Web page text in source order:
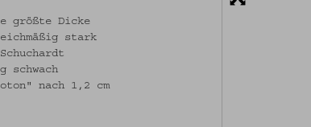
größte Dicke
stark
schwach
nach 1,2 cm